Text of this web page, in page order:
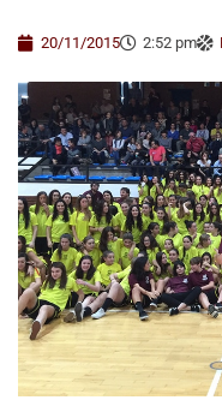
20/11/2015 2:52 pm